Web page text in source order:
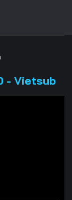
- Vietsub